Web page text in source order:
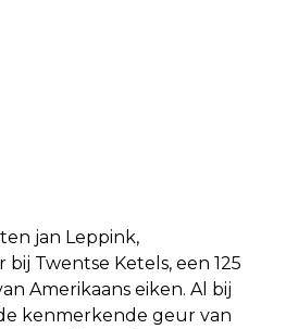
jan Leppink,
Twentse Ketels, een 125
Amerikaans eiken. Al bij
kenmerkende geur van